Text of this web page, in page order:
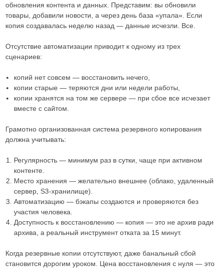
обновления контента и данных. Представим: вы обновили
товары, добавили новости, а через день база «упала». Если
копия создавалась неделю назад — данные исчезли. Все.
Отсутствие автоматизации приводит к одному из трех
сценариев:
копий нет совсем — восстановить нечего,
копии старые — теряются дни или недели работы,
копии хранятся на том же сервере — при сбое все исчезает
вместе с сайтом.
Грамотно организованная система резервного копирования
должна учитывать:
Регулярность — минимум раз в сутки, чаще при активном
контенте.
Место хранения — желательно внешнее (облако, удаленный
сервер, S3-хранилище).
Автоматизацию — бэкапы создаются и проверяются без
участия человека.
Доступность к восстановлению — копия — это не архив ради
архива, а реальный инструмент отката за 15 минут.
Когда резервные копии отсутствуют, даже банальный сбой
становится дорогим уроком. Цена восстановления с нуля — это